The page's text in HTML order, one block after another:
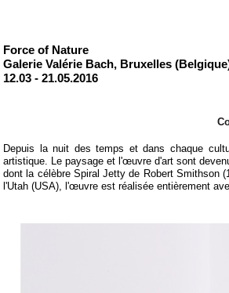
Force of Nature
Galerie Valérie Bach, Bruxelles
12.03 - 21.05.2016
Depuis la nuit des temps et dans chaque
artistique. Le paysage et l'œuvre d'art sont
dont la célèbre Spiral Jetty de Robert Smithson
l'Utah (USA), l'œuvre est réalisée entièrement